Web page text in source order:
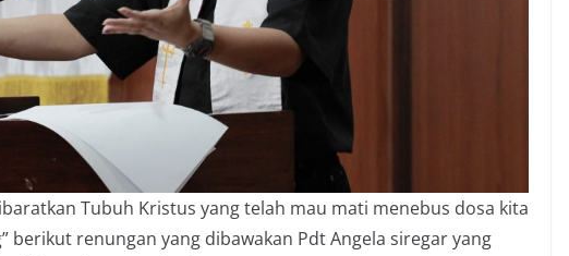
Tubuh Kristus yang telah mau mati menebus dosa kita
berikut renungan yang dibawakan Pdt Angela siregar yang